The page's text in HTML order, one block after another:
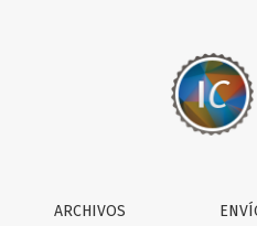
ARCHIVOS